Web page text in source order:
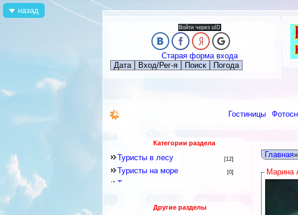
Войти через uID
Старая форма входа
Дата
Вход/Рег-я Поиск Погода
Гостиницы
Категории раздела
Туристы в лесу [12]
Туристы на море [0]
Туристы на дискотеке
Звезды в Набране
Другие разделы
Главная»
Марина
назад